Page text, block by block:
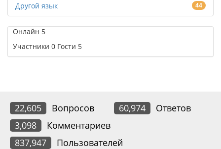
Другой язык 44
Онлайн 5
Участники 0 Гости 5
22,605 Вопросов 60,974
Ответов
3,098
Комментариев
837,947
Пользователей